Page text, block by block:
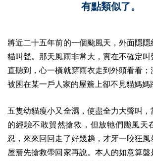
有點類似了。
將近二十五年前的一個颱風天，外面隱
貓叫聲。那天風雨非常大，實在不確定
直聽到，心一橫就穿雨衣走到外頭看看
被困在某一戶人家的屋簷上卻不見貓媽媽
五隻幼貓瘦小又全濕，使盡全力大聲叫
的經驗不敢貿然搶救，但放牠們颱風天
忍，來來回回走了好幾趟，才牙一咬狂風
屋簷先搶救帶回家再說。本人的如意算